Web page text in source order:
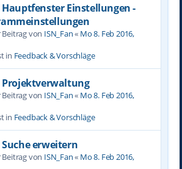
Hauptfenster Einstellungen -
von ISN_Fan« Mo 8. Feb 2016,
in Feedback & Vorschläge
Projektverwaltung
von ISN_Fan« Mo 8. Feb 2016,
in Feedback & Vorschläge
Suche erweitern
von ISN_Fan« Mo 8. Feb 2016,